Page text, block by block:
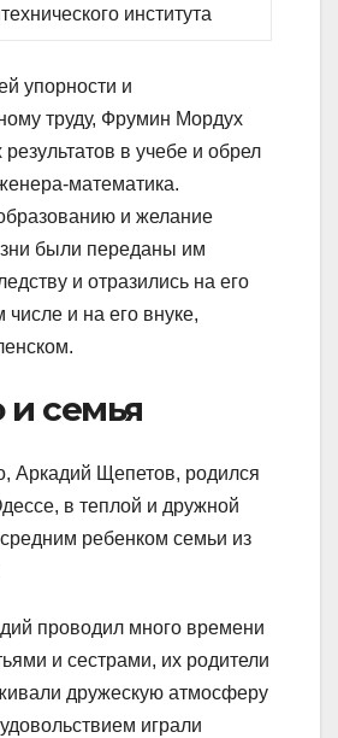
института
упорности и
труду, Фрумин Мордух
результатов в учебе и обрел
математика.
и желание
были переданы им
и отразились на его
числе и на его внуке,
и семья
Аркадий Щепетов, родился
в теплой и дружной
ребенком семьи из
проводил много времени
и сестрами, их родители
дружескую атмосферу
играли